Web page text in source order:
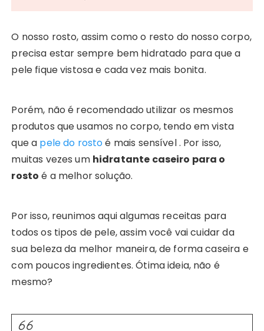
O nosso rosto, assim como o resto do nosso corpo,
precisa estar sempre bem hidratado para que a
pele fique vistosa e cada vez mais bonita.
Porém, não é recomendado utilizar os mesmos
produtos que usamos no corpo, tendo em vista
que a pele do rostoé mais sensível . Por isso,
muitas vezes um hidratante caseiro para o
rosto é a melhor solução.
Por isso, reunimos aqui algumas receitas para
todos os tipos de pele, assim você vai cuidar da
sua beleza da melhor maneira, de forma caseira e
com poucos ingredientes. Ótima ideia, não é
mesmo?